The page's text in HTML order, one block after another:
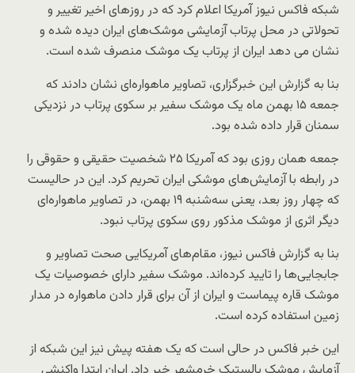
شبکه فاکس نیوز آمریکا اعلام کرد که در روزهای اخیر تغییر و
تحولاتی در محل پرتاب آزمایشی موشک‌های ایران دیده شده و
نشان می دهد ایران از پرتاب یک موشک منصرف شده است.
بنا به گزارش این خبرگزاری، تصاویر ماهواره‌ای نشان دادند که
جمعه ۱۵ بهمن ماه یک موشک سفیر بر سکوی پرتاب در نزدیکی
سمنان قرار داده شده بود.
جمعه همان روزی بود که آمریکا ۲۵ شخصیت حقیقی و حقوقی را
در رابطه با آزمایش‌های موشکی ایران تحریم کرد. این در حالیست
که چهار روز بعد، یعنی سه‌شنبه ۱۹ بهمن، در تصاویر ماهواره‌ای
دیگر اثری از موشک مذکور روی سکوی پرتاب نبود.
بنا به گزارش فاکس نیوز، مقام‌های آمریکایی صحت تصاویر و
جابجایی‌ها را تایید کرده‌اند. موشک سفیر دارای خصوصیات یک
موشک قاره پیماست و ایران از آن برای قرار دادن ماهواره در مدار
زمین استفاده کرده است.
این خبر فاکس در حالی است که یک هفته پیش نیز این شبکه از